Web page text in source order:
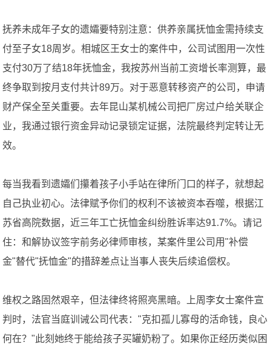
抚养未成年子女的遗孀要特别注意：供养亲属抚恤金需持续支
付至子女18周岁。相城区王女士的案件中，公司试图用一次性
支付30万了结18年抚恤金，我按苏州当前工资增长率测算，最
终争取到按月支付共计89万。对于恶意转移资产的公司，申请
财产保全至关重要。去年昆山某机械公司把厂房过户给关联企
业，我通过银行资金异动记录锁定证据，法院最终判定转让无
效。
每当我看到遗孀们攥着孩子小手站在律所门口的样子，就想起
自己执业初心。法律赋予你们的权利不该被资本吞噬，根据江
苏省高院数据，近三年工亡抚恤金纠纷胜诉率达91.7%。请记
住：和解协议签字前务必律师审核，某案件里公司用"补偿
金"替代"抚恤金"的措辞差点让当事人丧失后续追偿权。
维权之路固然艰辛，但法律终将照亮黑暗。上周李女士案件宣
判时，法官当庭训诫公司代表："克扣孤儿寡母的活命钱，良心
何在？"此刻她终于能给孩子买罐奶粉了。如果你正经历类似困